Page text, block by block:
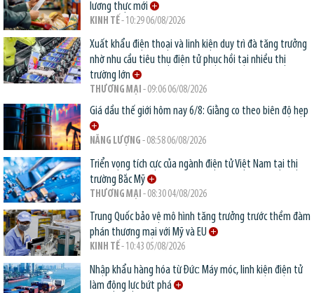
lương thực mới
KINH TẾ- 10:29 06/08/2026
Xuất khẩu điện thoại và linh kiện duy trì đà tăng trưởng
nhờ nhu cầu tiêu thụ điện tử phục hồi tại nhiều thị
trường lớn
THƯƠNG MẠI - 09:06 06/08/2026
Giá dầu thế giới hôm nay 6/8: Giằng co theo biên độ hẹp
NĂNG LƯỢNG - 08:58 06/08/2026
Triển vọng tích cực của ngành điện tử Việt Nam tại thị
trường Bắc Mỹ
THƯƠNG MẠI - 08:30 04/08/2026
Trung Quốc bảo vệ mô hình tăng trưởng trước thềm đàm
phán thương mại với Mỹ và EU
KINH TẾ- 10:43 05/08/2026
Nhập khẩu hàng hóa từ Đức: Máy móc, linh kiện điện tử
làm động lực bứt phá